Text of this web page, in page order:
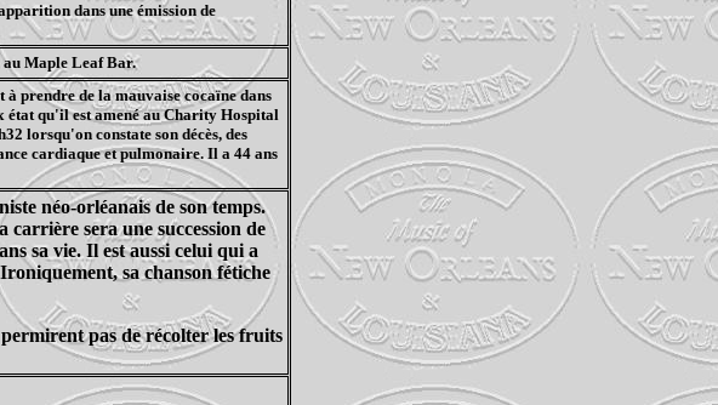
dans une émission de
Maple Leaf Bar.
à prendre de la mauvaise cocaïne dans
état qu'il est amené au Charity Hospital
lorsqu'on constate son décès, des
cardiaque et pulmonaire. Il a 44 ans
néo-orléanais de son temps.
sera une succession de
sa vie. Il est aussi celui qui a
sa chanson fétiche
pas de récolter les fruits